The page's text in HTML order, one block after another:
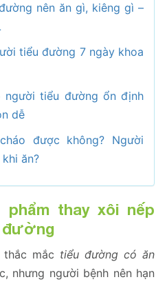
nên ăn gì, kiêng gì –
tiểu đường 7 ngày khoa
người tiểu đường ổn định
dễ
được không? Người
ăn?
thay xôi nếp
đường
mắc tiểu đường có ăn
nhưng người bệnh nên hạn